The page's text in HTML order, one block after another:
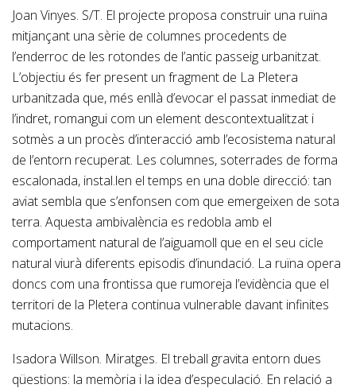
Joan Vinyes. S/T. El projecte proposa construir una ruïna
mitjançant una sèrie de columnes procedents de
l’enderroc de les rotondes de l’antic passeig urbanitzat.
L’objectiu és fer present un fragment de La Pletera
urbanitzada que, més enllà d’evocar el passat inmediat de
l’indret, romangui com un element descontextualitzat i
sotmès a un procès d’interacció amb l’ecosistema natural
de l’entorn recuperat. Les columnes, soterrades de forma
escalonada, instal.len el temps en una doble direcció: tan
aviat sembla que s’enfonsen com que emergeixen de sota
terra. Aquesta ambivalència es redobla amb el
comportament natural de l’aiguamoll que en el seu cicle
natural viurà diferents episodis d’inundació. La ruïna opera
doncs com una frontissa que rumoreja l’evidència que el
territori de la Pletera continua vulnerable davant infinites
mutacions.
Isadora Willson. Miratges. El treball gravita entorn dues
qüestions: la memòria i la idea d’especulació. En relació a